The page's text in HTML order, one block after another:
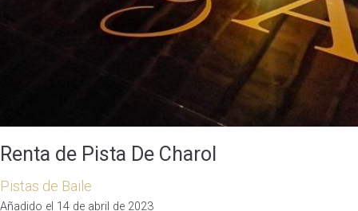
Renta de Pista De Charol
Pistas de Baile
Añadido el 14 de abril de 2023